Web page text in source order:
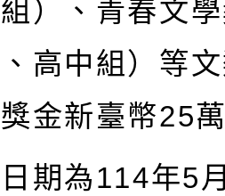
）、青春文
高中組）等
金新臺幣25
期為114年5